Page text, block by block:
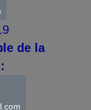
de la